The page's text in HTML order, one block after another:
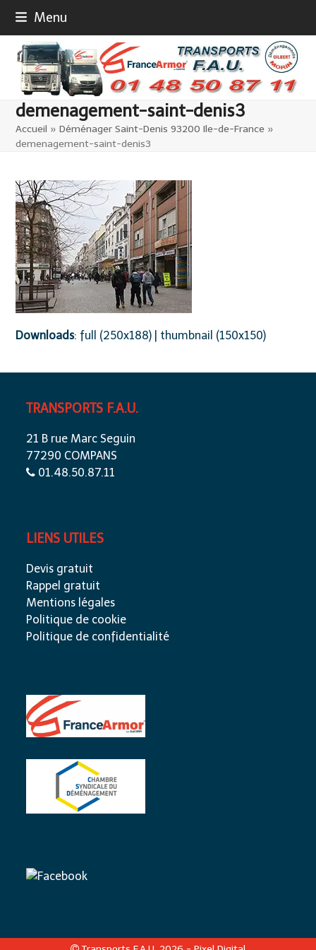
content
Menu
demenagement-saint-denis3
Accueil »Déménager Saint-Denis 93200 Ile-de-France »
demenagement-saint-denis3
Downloads: full (250x188) thumbnail (150x150)
TRANSPORTS F.A.U.
21 B rue Marc Seguin
77290 COMPANS
01.48.50.87.11
LIENS UTILES
Devis gratuit
Rappel gratuit
Mentions légales
Politique de cookie
Politique de confidentialité